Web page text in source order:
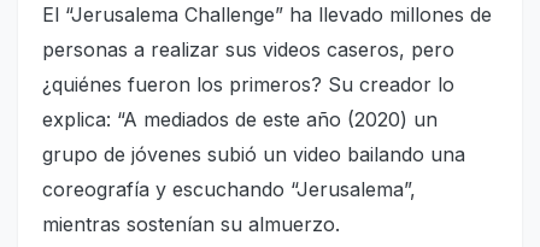
El “Jerusalema Challen­ge” ha llevado millones de
personas a realizar sus vi­deos caseros, pero
¿quié­nes fueron los primeros? Su creador lo
explica: “A me­diados de este año (2020) un
grupo de jóvenes subió un video bailando una
co­reografía y escuchando “Je­rusalema”,
mientras soste­nían su almuerzo.